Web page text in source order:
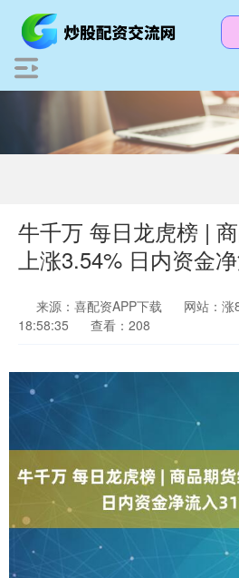
牛千万 每日龙虎榜 |
上涨3.54% 日内资金
来源：喜配资APP下载 网站：涨
18:58:35
查看：208